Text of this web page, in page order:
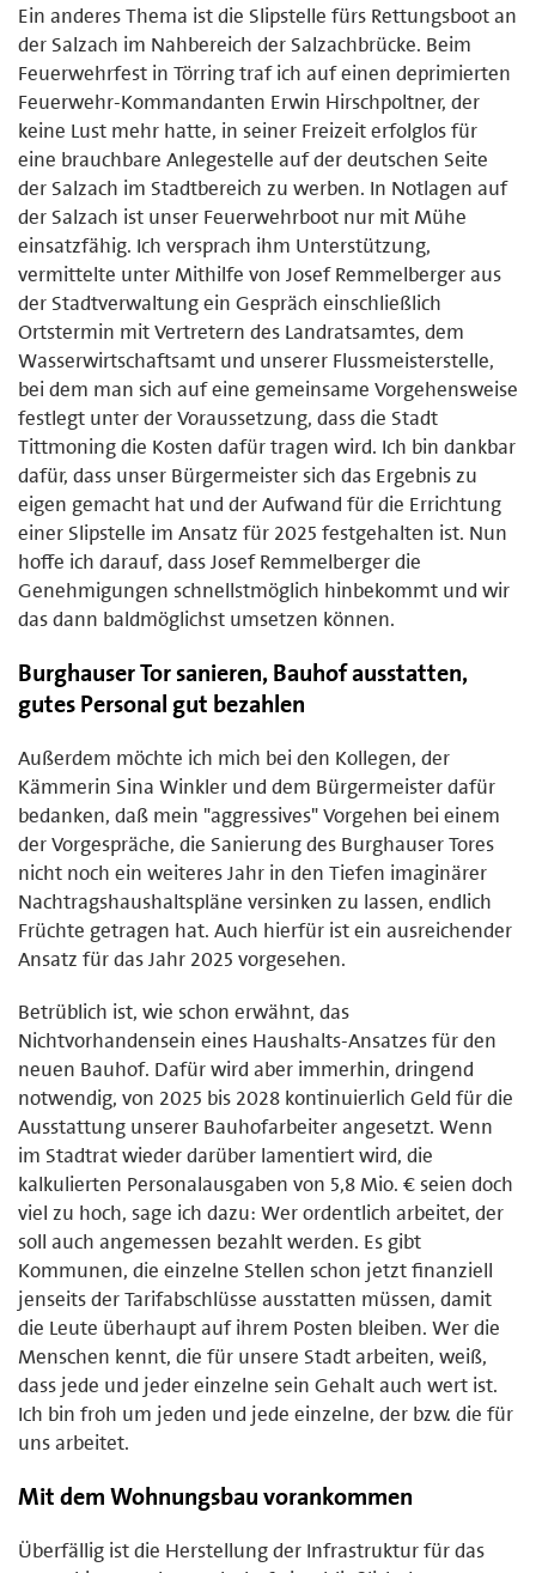
Ein anderes Thema ist die Slipstelle fürs Rettungsboot an
der Salzach im Nahbereich der Salzachbrücke. Beim
Feuerwehrfest in Törring traf ich auf einen deprimierten
Feuerwehr-Kommandanten Erwin Hirschpoltner, der
keine Lust mehr hatte, in seiner Freizeit erfolglos für
eine brauchbare Anlegestelle auf der deutschen Seite
der Salzach im Stadtbereich zu werben. In Notlagen auf
der Salzach ist unser Feuerwehrboot nur mit Mühe
einsatzfähig. Ich versprach ihm Unterstützung,
vermittelte unter Mithilfe von Josef Remmelberger aus
der Stadtverwaltung ein Gespräch einschließlich
Ortstermin mit Vertretern des Landratsamtes, dem
Wasserwirtschaftsamt und unserer Flussmeisterstelle,
bei dem man sich auf eine gemeinsame Vorgehensweise
festlegt unter der Voraussetzung, dass die Stadt
Tittmoning die Kosten dafür tragen wird. Ich bin dankbar
dafür, dass unser Bürgermeister sich das Ergebnis zu
eigen gemacht hat und der Aufwand für die Errichtung
einer Slipstelle im Ansatz für 2025 festgehalten ist. Nun
hoffe ich darauf, dass Josef Remmelberger die
Genehmigungen schnellstmöglich hinbekommt und wir
das dann baldmöglichst umsetzen können.
Burghauser Tor sanieren, Bauhof ausstatten,
gutes Personal gut bezahlen
Außerdem möchte ich mich bei den Kollegen, der
Kämmerin Sina Winkler und dem Bürgermeister dafür
bedanken, daß mein "aggressives" Vorgehen bei einem
der Vorgespräche, die Sanierung des Burghauser Tores
nicht noch ein weiteres Jahr in den Tiefen imaginärer
Nachtragshaushaltspläne versinken zu lassen, endlich
Früchte getragen hat. Auch hierfür ist ein ausreichender
Ansatz für das Jahr 2025 vorgesehen.
Betrüblich ist, wie schon erwähnt, das
Nichtvorhandensein eines Haushalts-Ansatzes für den
neuen Bauhof. Dafür wird aber immerhin, dringend
notwendig, von 2025 bis 2028 kontinuierlich Geld für die
Ausstattung unserer Bauhofarbeiter angesetzt. Wenn
im Stadtrat wieder darüber lamentiert wird, die
kalkulierten Personalausgaben von 5,8 Mio. € seien doch
viel zu hoch, sage ich dazu: Wer ordentlich arbeitet, der
soll auch angemessen bezahlt werden. Es gibt
Kommunen, die einzelne Stellen schon jetzt finanziell
jenseits der Tarifabschlüsse ausstatten müssen, damit
die Leute überhaupt auf ihrem Posten bleiben. Wer die
Menschen kennt, die für unsere Stadt arbeiten, weiß,
dass jede und jeder einzelne sein Gehalt auch wert ist.
Ich bin froh um jeden und jede einzelne, der bzw. die für
uns arbeitet.
Mit dem Wohnungsbau vorankommen
Überfällig ist die Herstellung der Infrastruktur für das